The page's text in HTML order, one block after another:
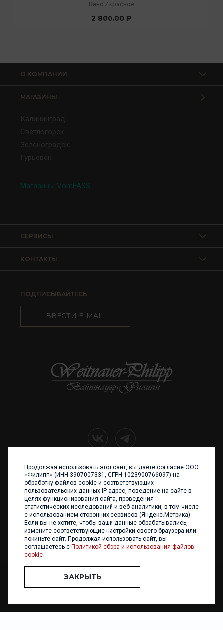
Вино / красное
2 800.00 ₽
О КОМПАНИИ
МАГАЗИНЫ
Калининград
Светлогорск
Зеленоградск
Гурьевск
Магазины VomFASS
КОНТАКТЫ
СЕРВИСЫ
ПОДПИСЫВАЙТЕСЬ
ВВЕСТИ E-MAIL
+7 (4012) 960 898
236017 Калининград,
ул. Каштановая аллея, 47
Телефон: +7 4012 960 898,
+7 4012 960 856
Написать нам
ООО «ФИЛИПП» © 2013 - 2026. Все права защищены
Разработка и
Продолжая использовать этот сайт, вы даете согласие ООО
«Филипп» (ИНН 3907007331, ОГРН 1023900766097) на
обработку файлов cookie и соответствующих
пользовательских данных IP-адрес, поведение на сайте в
целях функционирования сайта, проведения
статистических исследований и веб-аналитики, в том числе
с использованием сторонних сервисов (Яндекс.Метрика).
Если вы не хотите, чтобы ваши данные обрабатывались,
измените соответствующие настройки своего браузера или
покиньте сайт. Продолжая использовать сайт, вы
соглашаетесь с Политикой сбора и использования файлов
cookie
ЗАКРЫТЬ